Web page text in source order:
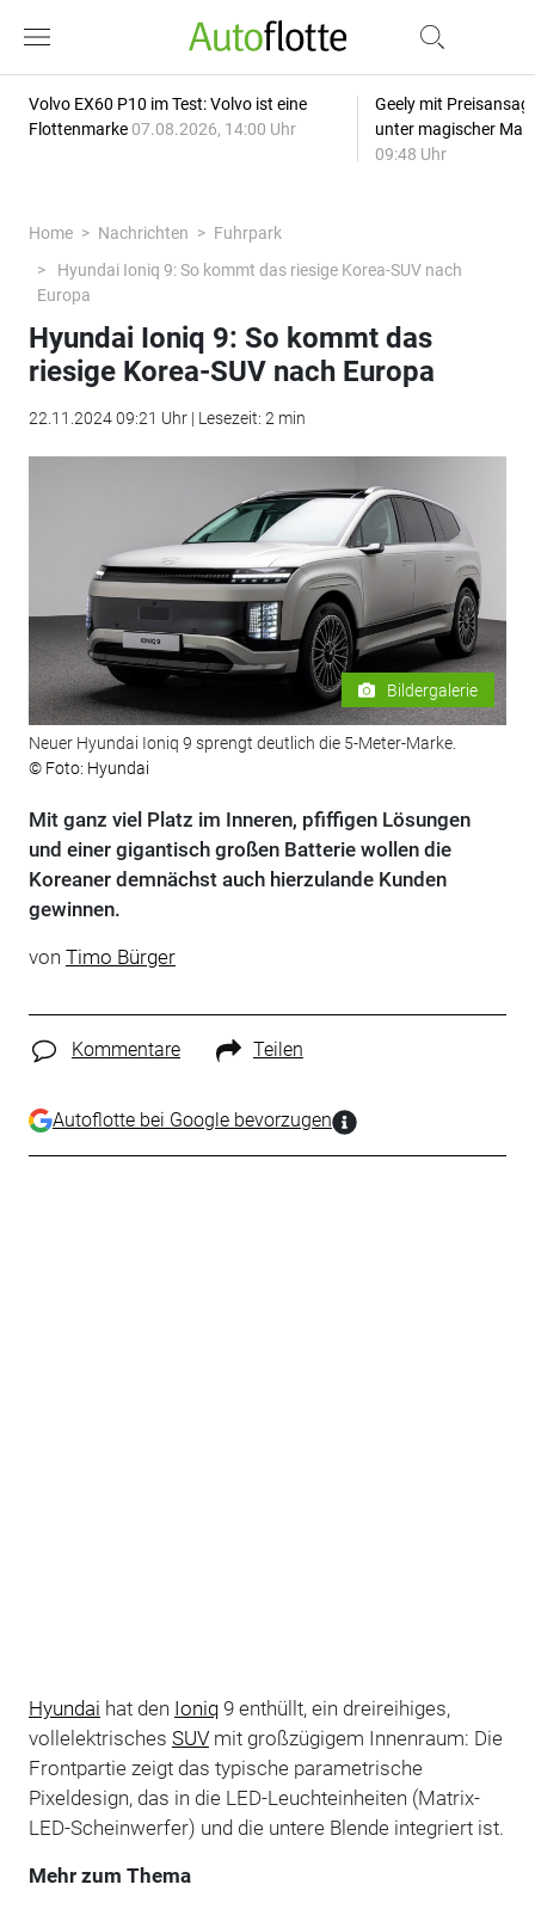
Volvo EX60 P10 im Test: Volvo ist eine
Flottenmarke 07.08.2026, 14:00 Uhr
Geely mit
unter magischer
09:48 Uhr
Home Nachrichten
Fuhrpark
Hyundai Ioniq 9: So kommt das riesige Korea-SUV nach
Europa
Hyundai Ioniq 9: So kommt das
riesige Korea-SUV nach Europa
22.11.2024 09:21 Uhr | Lesezeit: 2 min
Bildergalerie
Neuer Hyundai Ioniq 9 sprengt deutlich die 5-Meter-Marke.
© Foto: Hyundai
Mit ganz viel Platz im Inneren, pfiffigen Lösungen
und einer gigantisch großen Batterie wollen die
Koreaner demnächst auch hierzulande Kunden
gewinnen.
von Timo Bürger
Kommentare Teilen
Autoflotte bei Google bevorzugen
Hyundai hat den Ioniq9 enthüllt, ein dreireihiges,
vollelektrisches SUVmit großzügigem Innenraum: Die
Frontpartie zeigt das typische parametrische
Pixeldesign, das in die LED-Leuchteinheiten (Matrix-
LED-Scheinwerfer) und die untere Blende integriert ist.
Mehr zum Thema